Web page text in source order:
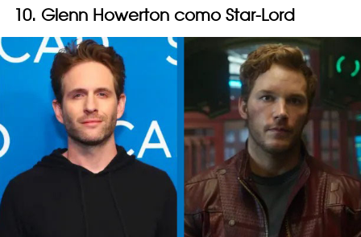
10. Glenn Howerton como Star-Lord